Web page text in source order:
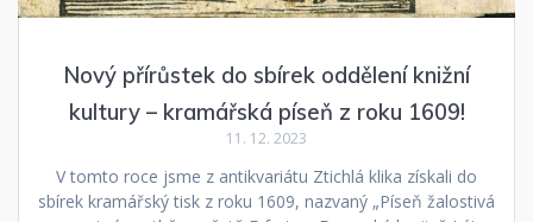
Nový přírůstek do sbírek oddělení knižní
kultury – kramářská píseň z roku 1609!
11. 12. 2023
V tomto roce jsme z antikvariátu Ztichlá klika získali do
sbírek kramářský tisk z roku 1609, nazvaný „Píseň žalostivá